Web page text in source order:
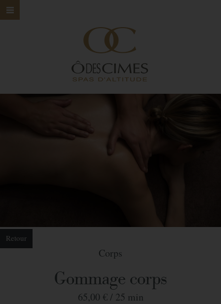
HOME
Ô DES CIMES
NOS SPAS
BONS CADEAUX
Retour
Corps
Gommage corps
65,00 € / 25 min